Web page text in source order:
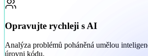
Opravujte rychleji s AI
Analýza problémů poháněná umělou
úrovni kódu.